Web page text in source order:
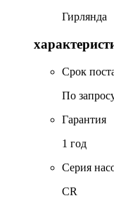
Гирлянда
Срок
По
Гарантия
1 год
Серия
CR